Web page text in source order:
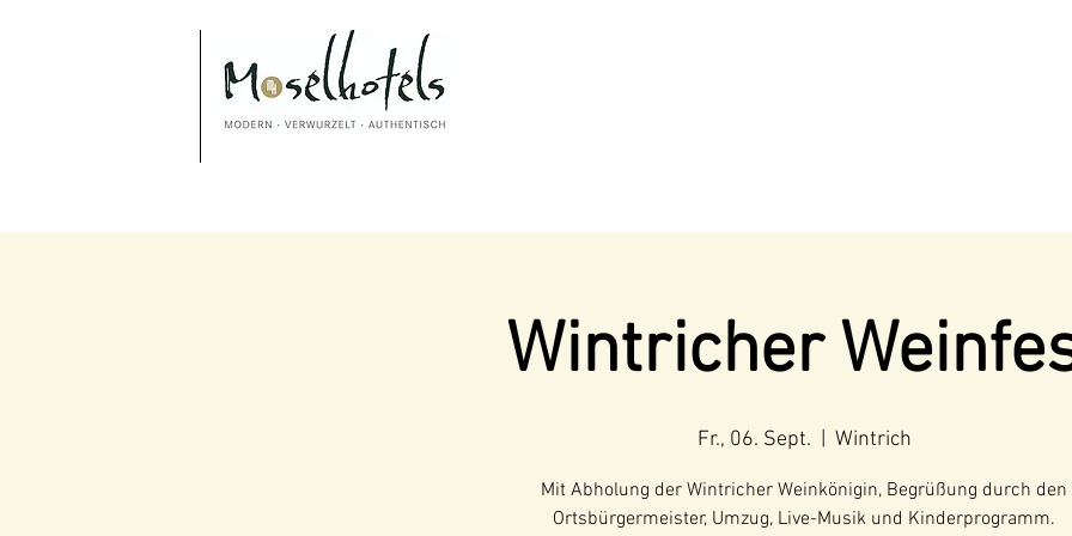
Wintricher
Fr., 06. Sept. Wintrich
Mit Abholung der Wintricher Weinkönigin, Begrüßung durch den
Ortsbürgermeister, Umzug, Live-Musik und Kinderprogramm.